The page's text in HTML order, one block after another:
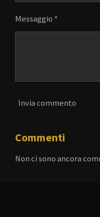
Messaggio *
Invia commento
Commenti
Non ci sono ancora